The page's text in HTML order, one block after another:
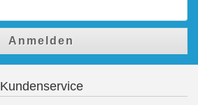
Anmelden
Kundenservice